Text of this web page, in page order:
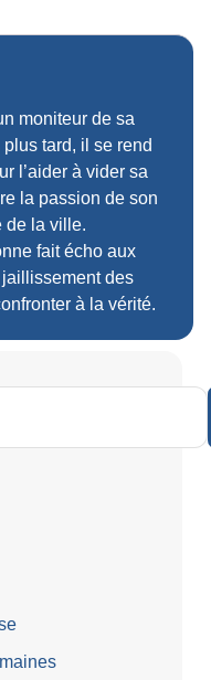
moniteur de sa
tard, il se rend
l’aider à vider sa
la passion de son
de la ville.
fait écho aux
des
à la vérité.